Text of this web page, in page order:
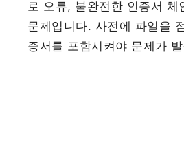
로 오류, 불완전한 인증서 체
문제입니다. 사전에 파일을
증서를 포함시켜야 문제가